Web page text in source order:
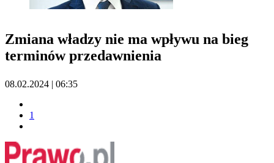
Zmiana władzy nie ma wpływu na bieg
terminów przedawnienia
08.02.2024 | 06:35
1